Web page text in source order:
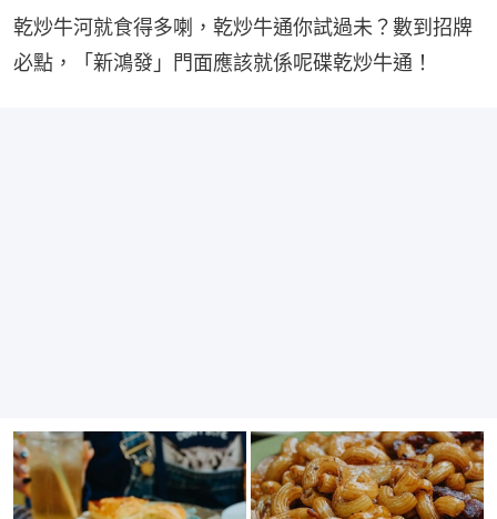
乾炒牛河就食得多喇，乾炒牛通你試過未？數到招牌
必點，「新鴻發」門面應該就係呢碟乾炒牛通！